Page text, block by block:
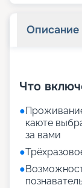
Описание
Что
●
каюте
за вами
●
●